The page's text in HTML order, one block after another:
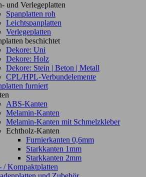
und Verlegeplatten
Spanplatten roh
Leichtspanplatten
Verlegeplatten
beschichtet
Dekore: Uni
Dekore: Holz
Dekore: Stein | Beton | Metall
CPL/HPL-Verbundelemente
furniert
ABS-Kanten
Melamin-Kanten
Melamin-Kanten mit Schmelzkleber
Echtholz-Kanten
Furnierkanten 0,6mm
Starkkanten 1mm
Starkkanten 2mm
/ Kompaktplatten